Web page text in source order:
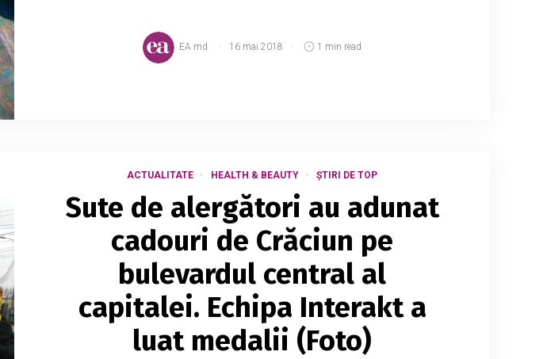
EA.md 16 mai 2018 1 min read
ACTUALITATE HEALTH & BEAUTY ȘTIRI DE TOP
Sute de alergători au adunat
cadouri de Crăciun pe
bulevardul central al
capitalei. Echipa Interakt a
luat medalii (Foto)